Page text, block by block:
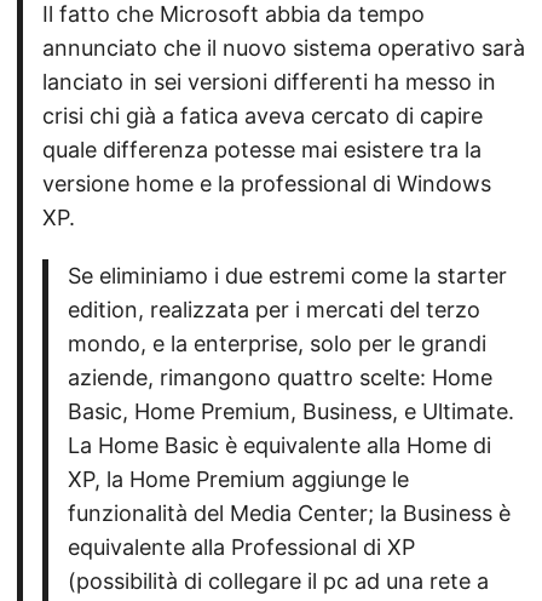
Il fatto che Microsoft abbia da tempo
annunciato che il nuovo sistema operativo sarà
lanciato in sei versioni differenti ha messo in
crisi chi già a fatica aveva cercato di capire
quale differenza potesse mai esistere tra la
versione home e la professional di Windows
XP.
Se eliminiamo i due estremi come la starter
edition, realizzata per i mercati del terzo
mondo, e la enterprise, solo per le grandi
aziende, rimangono quattro scelte: Home
Basic, Home Premium, Business, e Ultimate.
La Home Basic è equivalente alla Home di
XP, la Home Premium aggiunge le
funzionalità del Media Center; la Business è
equivalente alla Professional di XP
(possibilità di collegare il pc ad una rete a